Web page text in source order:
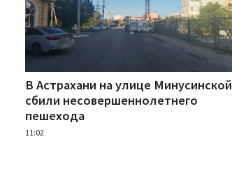
В Астрахани на улице Минусинской
сбили несовершеннолетнего
пешехода
11:02